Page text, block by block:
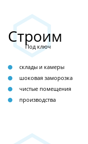
Строим
Под ключ
склады и камеры
шоковая заморозка
чистые помещения
производства